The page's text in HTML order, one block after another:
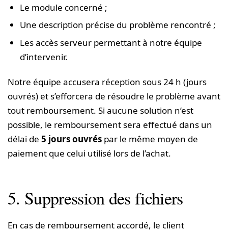
Le module concerné ;
Une description précise du problème rencontré ;
Les accès serveur permettant à notre équipe
d’intervenir.
Notre équipe accusera réception sous 24 h (jours
ouvrés) et s’efforcera de résoudre le problème avant
tout remboursement. Si aucune solution n’est
possible, le remboursement sera effectué dans un
délai de 5 jours ouvrés par le même moyen de
paiement que celui utilisé lors de l’achat.
5. Suppression des fichiers
En cas de remboursement accordé, le client